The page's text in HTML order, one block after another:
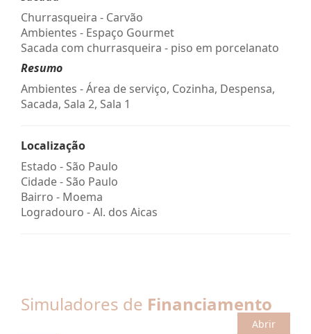
Churrasqueira - Carvão
Ambientes - Espaço Gourmet
Sacada com churrasqueira - piso em porcelanato
Resumo
Ambientes - Área de serviço, Cozinha, Despensa,
Sacada, Sala 2, Sala 1
Localização
Estado -São Paulo
Cidade -São Paulo
Bairro - Moema
Logradouro -Al. dos Aicas
Simuladores de Financiamento
Abrir